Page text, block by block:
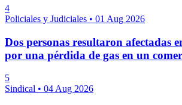
4
Policiales y Judiciales • 01 Aug 2026
Dos personas resultaron afectadas
por una pérdida de gas en un
5
Sindical • 04 Aug 2026